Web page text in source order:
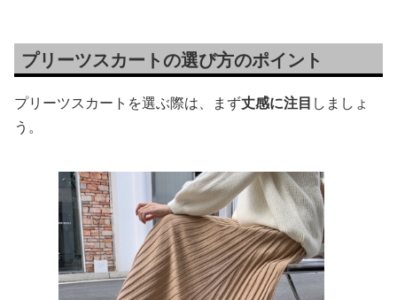
プリーツスカートの選び方のポイント
プリーツスカートを選ぶ際は、まず丈感に注目 しましょ
う。